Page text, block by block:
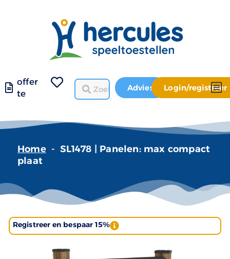
offer
te
Advies Login/registreer
Home - SL1478 | Panelen: max compact
plaat
Registreer en bespaar 15%